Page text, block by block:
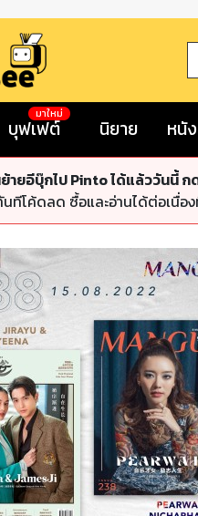
บุฟเฟต์
มาใหม่
นิยาย หนั
ายอีบุ๊กไป Pinto ได้แล้ววันนี้ ก
ทีโค้ดลด ซื้อและอ่านได้ต่อเนื่อ